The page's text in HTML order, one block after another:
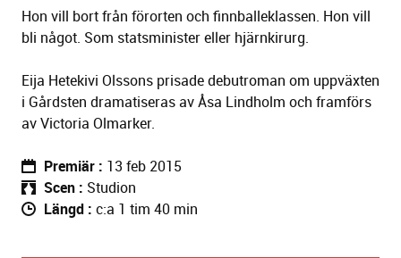
Hon vill bort från förorten och finnballeklassen. Hon vill
bli något. Som statsminister eller hjärnkirurg.
Eija Hetekivi Olssons prisade debutroman om uppväxten
i Gårdsten dramatiseras av Åsa Lindholm och framförs
av Victoria Olmarker.
Premiär
13 feb 2015
Scen
Studion
Längd c:a 1 tim 40 min